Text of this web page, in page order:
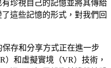
珍視自己的記憶並將其傳給
這些記憶的形式，對我們回
存和分享方式正在進一步
）和虛擬實境（VR）技術，